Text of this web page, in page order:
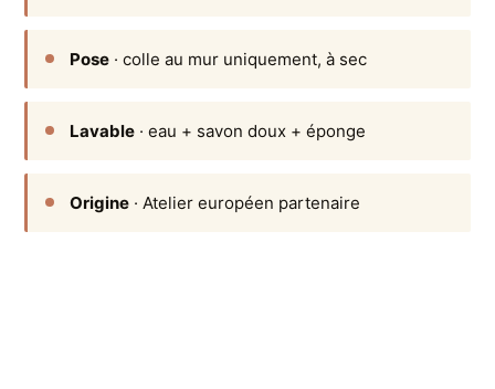
Pose · colle au mur uniquement, à sec
Lavable · eau + savon doux + éponge
Origine · Atelier européen partenaire